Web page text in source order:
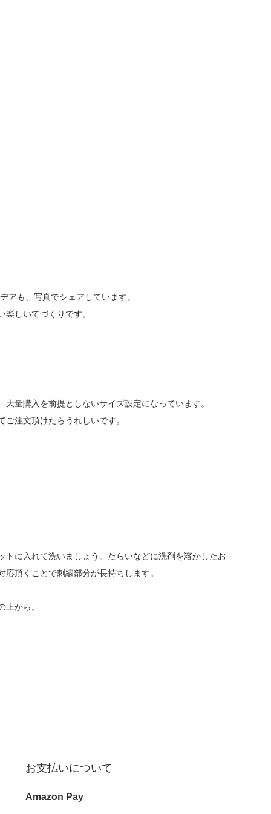
アも、写真でシェアしています。
しいてづくりです。
量購入を前提としないサイズ設定になっています。
注文頂けたらうれしいです。
に入れて洗いましょう。たらいなどに洗剤を溶かしたお
頂くことで刺繍部分が長持ちします。
から。
お支払いについて
Amazon Pay